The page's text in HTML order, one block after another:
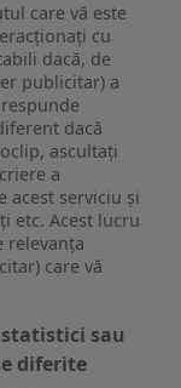
care vă este
cu
dacă, de
publicitar) a
dacă
ascultați
a
acest serviciu și
etc. Acest lucru
relevanța
care vă
sau
diferite